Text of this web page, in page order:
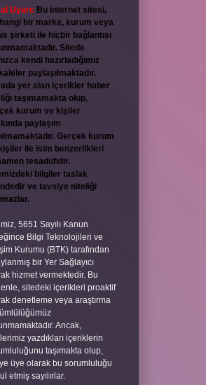
Uyarı: Bu internet sitesi,
bir marka, kurum veya
şirketi ile hiçbir bağlantısı
Sitede
kendi hazırladığımız
paylaşılmaktadır.
yer alan içerikler haber
taşımamakta olup,
kurum ve kişiler
paylaşım
Gerçek kurum
ile isim benzerlikleri
tesadüfidir.
bilgiler taslak
ve tavsiye niteliği
5651 Sayılı Kanun
Bilgi Teknolojileri ve
Kurumu (BTK) tarafından
bir Yer Sağlayıcı
hizmet vermektedir. Bu
sitedeki içerikleri proaktif
denetleme veya araştırma
Ancak,
yazdıkları içeriklerin
taşımakta olup,
üye olarak bu sorumluluğu
etmiş sayılırlar.